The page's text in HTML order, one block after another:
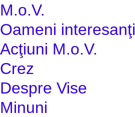
M.o.V.
Oameni interesanţi
Acţiuni M.o.V.
Crez
Despre Vise
Minuni